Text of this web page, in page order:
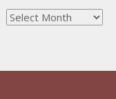
Monthly